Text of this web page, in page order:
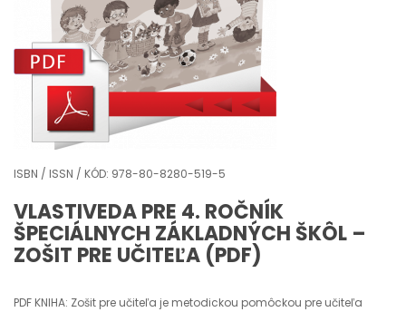
ISBN / ISSN / KÓD: 978-80-8280-519-5
VLASTIVEDA PRE 4. ROČNÍK
ŠPECIÁLNYCH ZÁKLADNÝCH ŠKÔL –
ZOŠIT PRE UČITEĽA (PDF)
PDF KNIHA: Zošit pre učiteľa je metodickou pomôckou pre učiteľa